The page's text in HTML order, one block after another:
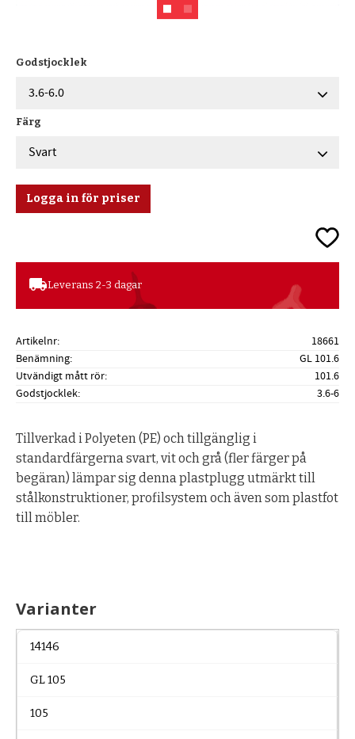
Godstjocklek
Färg
Logga in för priser
Lägg
local_shippingLeverans 2-3 dagar
Artikelnr
18661
Benämning
GL 101.6
Utvändigt mått rör
101.6
Godstjocklek
3.6-6
Tillverkad i Polyeten (PE) och tillgänglig i
standardfärgerna svart, vit och grå (fler färger på
begäran) lämpar sig denna plastplugg utmärkt till
stålkonstruktioner, profilsystem och även som plastfot
till möbler.
Varianter
14146
GL 105
105